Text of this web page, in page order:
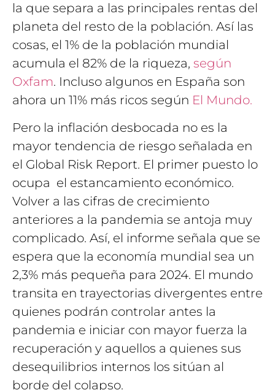
la que separa a las principales rentas del
planeta del resto de la población. Así las
cosas, el 1% de la población mundial
acumula el 82% de la riqueza, según
Oxfam. Incluso algunos en España son
ahora un 11% más ricos según El Mundo.
Pero la inflación desbocada no es la
mayor tendencia de riesgo señalada en
el Global Risk Report. El primer puesto lo
ocupa el estancamiento económico.
Volver a las cifras de crecimiento
anteriores a la pandemia se antoja muy
complicado. Así, el informe señala que se
espera que la economía mundial sea un
2,3% más pequeña para 2024. El mundo
transita en trayectorias divergentes entre
quienes podrán controlar antes la
pandemia e iniciar con mayor fuerza la
recuperación y aquellos a quienes sus
desequilibrios internos los sitúan al
borde del colapso.